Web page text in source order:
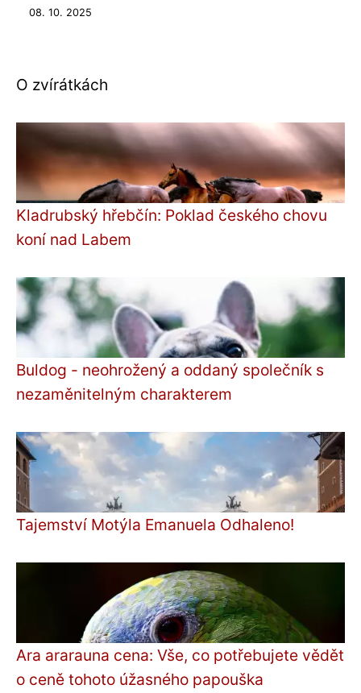
08. 10. 2025
O zvírátkách
Kladrubský hřebčín: Poklad českého chovu
koní nad Labem
Buldog - neohrožený a oddaný společník s
nezaměnitelným charakterem
Tajemství Motýla Emanuela Odhaleno!
Ara ararauna cena: Vše, co potřebujete vědět
o ceně tohoto úžasného papouška